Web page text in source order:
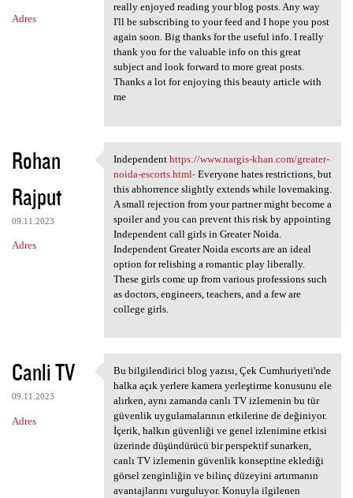
Adres
really enjoyed reading your blog posts. Any way
I'll be subscribing to your feed and I hope you post
again soon. Big thanks for the useful info. I really
thank you for the valuable info on this great
subject and look forward to more great posts.
Thanks a lot for enjoying this beauty article with
me
Rohan
Rajput
09.11.2023
Adres
Independent https://www
Independent https://www.nargis-khan.com/greater-
noida-escorts.html-Everyone hates restrictions, but
this abhorrence slightly extends while lovemaking.
A small rejection from your partner might become a
spoiler and you can prevent this risk by appointing
Independent call girls in Greater Noida.
Independent Greater Noida escorts are an ideal
option for relishing a romantic play liberally.
These girls come up from various professions such
as doctors, engineers, teachers, and a few are
college girls.
Canli TV
09.11.2023
Adres
Bu bilgilendirici blog yazısı
Bu bilgilendirici blog yazısı, Çek Cumhuriyeti'nde
halka açık yerlere kamera yerleştirme konusunu ele
alırken, aynı zamanda canlı TV izlemenin bu tür
güvenlik uygulamalarının etkilerine de değiniyor.
İçerik, halkın güvenliği ve genel izlenimine etkisi
üzerinde düşündürücü bir perspektif sunarken,
canlı TV izlemenin güvenlik konseptine eklediği
görsel zenginliğin ve bilinç düzeyini artırmanın
avantajlarını vurguluyor. Konuyla ilgilenen